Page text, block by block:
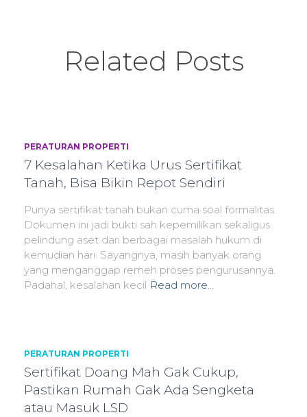
Related Posts
PERATURAN PROPERTI
7 Kesalahan Ketika Urus Sertifikat
Tanah, Bisa Bikin Repot Sendiri
Punya sertifikat tanah bukan cuma soal formalitas.
Dokumen ini jadi bukti sah kepemilikan sekaligus
pelindung aset dari berbagai masalah hukum di
kemudian hari. Sayangnya, masih banyak orang
yang menganggap remeh proses pengurusannya.
Padahal, kesalahan kecil Read more…
PERATURAN PROPERTI
Sertifikat Doang Mah Gak Cukup,
Pastikan Rumah Gak Ada Sengketa
atau Masuk LSD